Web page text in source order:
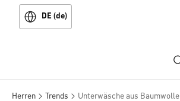
DE (de)
Herren Trends Unterwäsche aus Baumwolle